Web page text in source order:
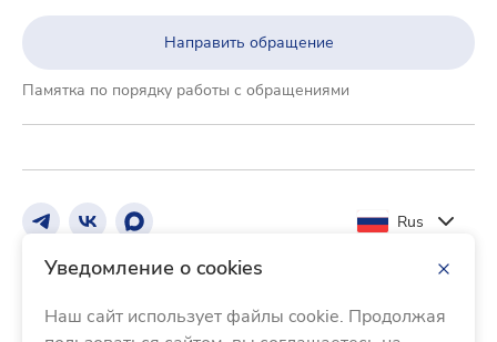
Направить обращение
Памятка по порядку работы с обращениями
Реквизиты Банка
Информация о процентных ставках по договорам
Rus
Уведомление о cookies
Наш сайт использует файлы cookie. Продолжая